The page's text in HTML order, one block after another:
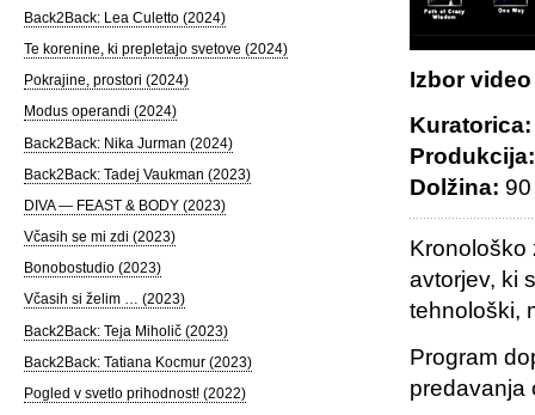
Izbor
Produkcija:
Dolžina:
Kronološko
avtorjev, ki
tehnološki,
Program
predavanja
Back2Back: Lea Culetto (2024)
Te korenine, ki prepletajo svetove (2024)
Pokrajine, prostori (2024)
Modus operandi (2024)
Back2Back: Nika Jurman (2024)
Back2Back: Tadej Vaukman (2023)
DIVA — FEAST & BODY (2023)
Včasih se mi zdi (2023)
Bonobostudio (2023)
Včasih si želim … (2023)
Back2Back: Teja Miholič (2023)
Back2Back: Tatiana Kocmur (2023)
Pogled v svetlo prihodnost! (2022)